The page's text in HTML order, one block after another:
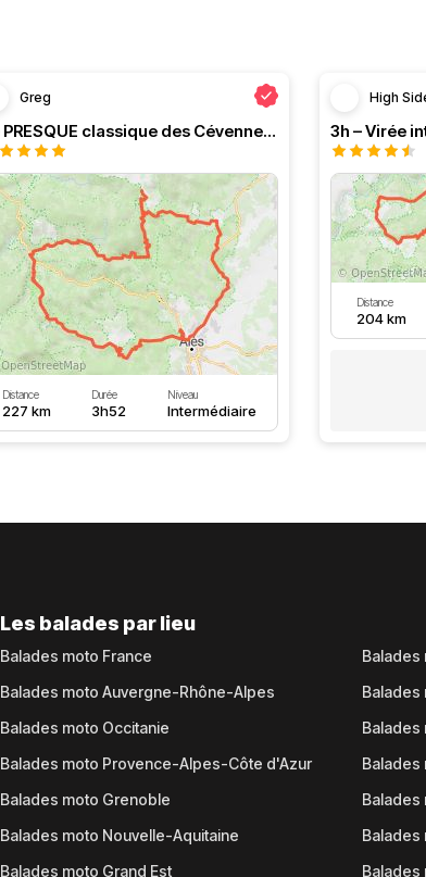
Greg
Le PRESQUE classique des Cévennes par Greg
Distance
227 km
Durée
3h52
Niveau
Intermédiaire
High
Distance
204 km
Les balades par lieu
Balades moto France
Balades moto Auvergne-Rhône-Alpes
Balades moto Occitanie
Balades moto Provence-Alpes-Côte d'Azur
Balades moto Grenoble
Balades moto Nouvelle-Aquitaine
Balades moto Grand Est
Balades
Balades
Balades
Balades
Balades
Balades
Balades